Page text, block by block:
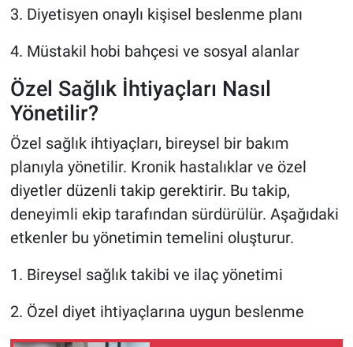
3. Diyetisyen onaylı kişisel beslenme planı
4. Müstakil hobi bahçesi ve sosyal alanlar
Özel Sağlık İhtiyaçları Nasıl
Yönetilir?
Özel sağlık ihtiyaçları, bireysel bir bakım
planıyla yönetilir. Kronik hastalıklar ve özel
diyetler düzenli takip gerektirir. Bu takip,
deneyimli ekip tarafından sürdürülür. Aşağıdaki
etkenler bu yönetimin temelini oluşturur.
1. Bireysel sağlık takibi ve ilaç yönetimi
2. Özel diyet ihtiyaçlarına uygun beslenme